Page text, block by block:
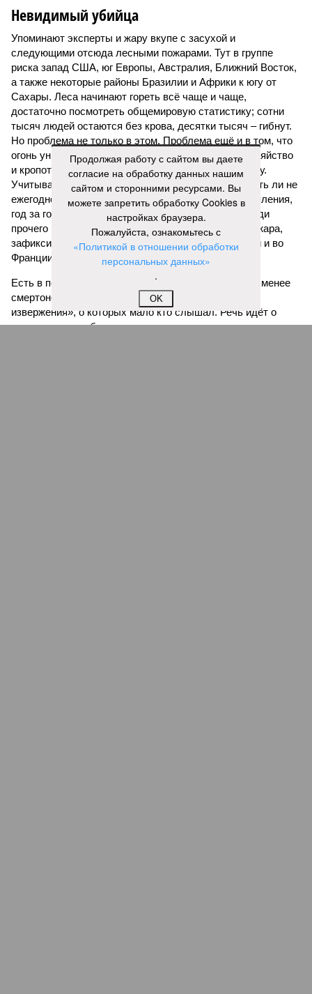
Невидимый убийца
Упоминают эксперты и жару вкупе с засухой и
следующими отсюда лесными пожарами. Тут в группе
риска запад США, юг Европы, Австралия, Ближний Восток,
а также некоторые районы Бразилии и Африки к югу от
Сахары. Леса начинают гореть всё чаще и чаще,
достаточно посмотреть общемировую статистику; сотни
тысяч людей остаются без крова, десятки тысяч – гибнут.
Но проблема не только в этом. Проблема ещё и в том, что
огонь уничтожает лесную экосистему, сельское хозяйство
и кропотливо созданную человеком инфраструктуру.
Учитывая то, что пожары начинают становиться чуть ли не
ежегодной реальностью на фоне глобального потепления,
год за годом их будет всё больше, и здесь уже среди
прочего в большой опасности Европа. Небывалая жара,
зафиксированная в этом и прошлом годах в Италии и во
Франции, тому лучшее подтверждение.
Есть в перечне A-Z Animals и экзотика, впрочем, не менее
смертоносная. Это, в частности, «лимнические
извержения», о которых мало кто слышал. Речь идёт о
явлениях, когда большое количество углекислого газа
Продолжая работу с сайтом вы даете
согласие на обработку данных нашим
сайтом и сторонними ресурсами. Вы
можете запретить обработку Cookies в
настройках браузера.
Пожалуйста, ознакомьтесь с
«Политикой в отношении обработки
персональных данных»
.
OK